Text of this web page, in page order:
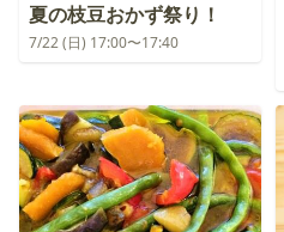
夏の枝豆おかず祭り！
7/22 (日) 17:00〜17:40